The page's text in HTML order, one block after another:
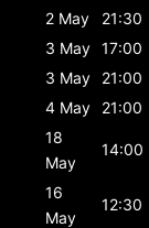
2 May
21:30
3 May 17:00
3 May
21:00
4 May 21:00
18
May
14:00
16
May
12:30